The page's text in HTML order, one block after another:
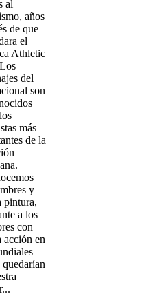
al
años
de que
el
Athletic
del
son
más
de la
y
pintura,
a los
con
acción en
quedarían